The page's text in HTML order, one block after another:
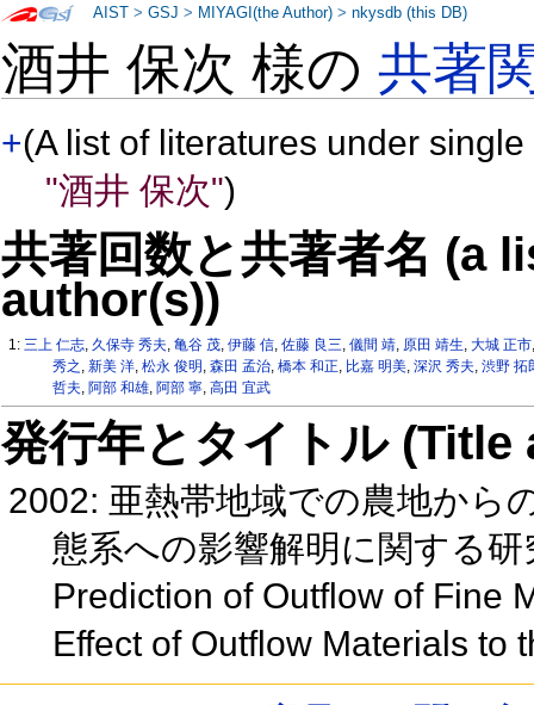
酒井 保次 様の共著
+(A list of literatures under
"酒井 保次")
共著回数と共著者名 (a
author(s))
1:三上 仁志, 久保寺 秀夫,亀谷 茂,伊藤 信,佐藤 良三,儀間 靖, 原田 靖生,大城 正市
秀之 , 新美 洋, 松永 俊明 , 森田 孟治, 橋本 和正, 比嘉 明美, 深沢 秀夫, 渋野 拓
哲夫, 阿部 和雄, 阿部 寧, 高田 宜武
発行年とタイトル
2002: 亜熱帯地域での農地から
態系への影響解明に関する
Prediction of Outflow of Fine
Effect of Outflow Materials to
AIST >GSJ > MIYAGI(the Author) >nkysdb (this DB)